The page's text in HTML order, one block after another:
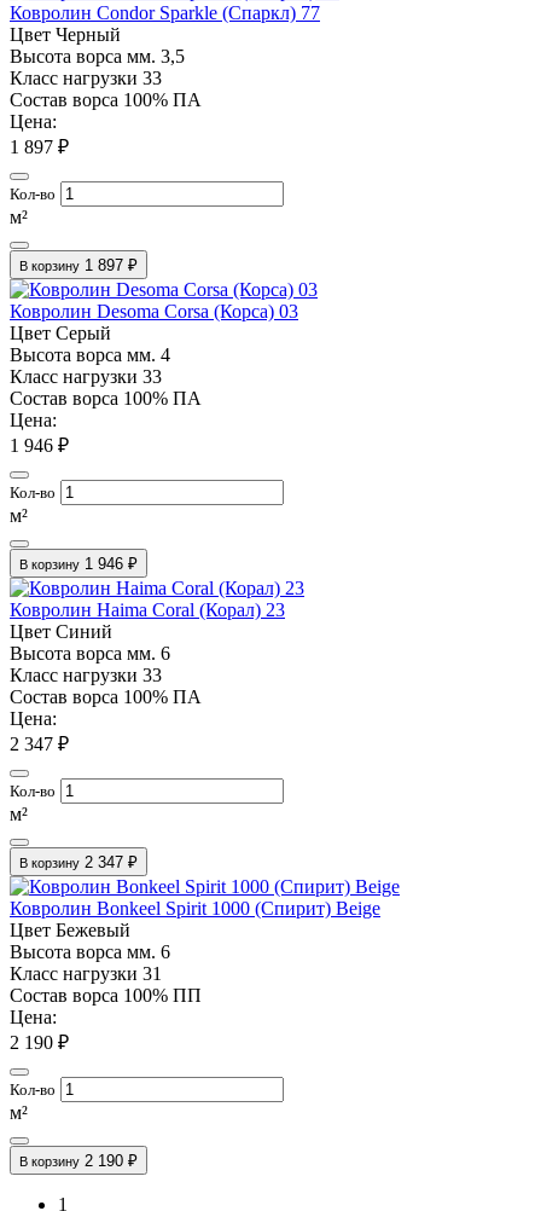
Ковролин Condor Sparkle (Спаркл) 77
Цвет Черный
Высота ворса мм. 3,5
Класс нагрузки 33
Состав ворса 100% ПА
Цена:
1 897 ₽
Кол-во
м²
В корзину 1 897 ₽
Ковролин Desoma Corsa (Корса) 03
Цвет Серый
Высота ворса мм. 4
Класс нагрузки 33
Состав ворса 100% ПА
Цена:
1 946 ₽
Кол-во
м²
В корзину 1 946 ₽
Ковролин Haima Coral (Корал) 23
Цвет Синий
Высота ворса мм. 6
Класс нагрузки 33
Состав ворса 100% ПА
Цена:
2 347 ₽
Кол-во
м²
В корзину 2 347 ₽
Ковролин Bonkeel Spirit 1000 (Спирит) Beige
Цвет Бежевый
Высота ворса мм. 6
Класс нагрузки 31
Состав ворса 100% ПП
Цена:
2 190 ₽
Кол-во
м²
В корзину 2 190 ₽
1